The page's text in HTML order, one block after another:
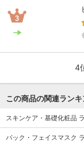
4
この商品の関連ランキ
スキンケア・基礎化粧品
パック・フェイスマスク